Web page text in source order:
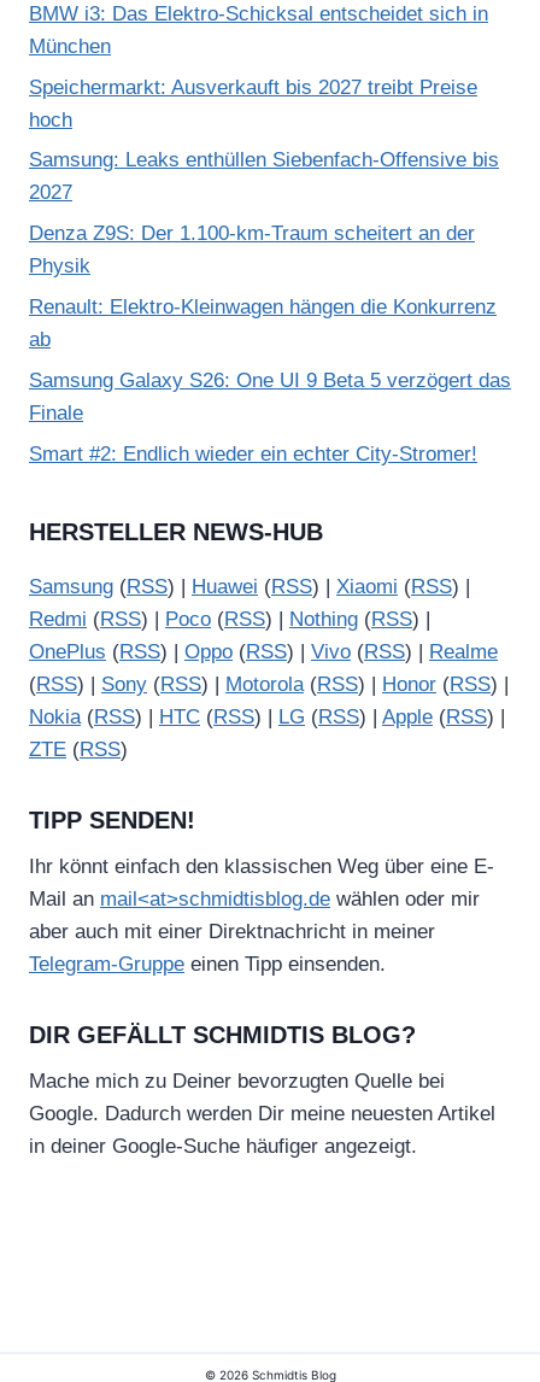
BMW i3: Das Elektro-Schicksal entscheidet sich in
München
Speichermarkt: Ausverkauft bis 2027 treibt Preise
hoch
Samsung: Leaks enthüllen Siebenfach-Offensive bis
2027
Denza Z9S: Der 1.100-km-Traum scheitert an der
Physik
Renault: Elektro-Kleinwagen hängen die Konkurrenz
ab
Samsung Galaxy S26: One UI 9 Beta 5 verzögert das
Finale
Smart #2: Endlich wieder ein echter City-Stromer!
HERSTELLER NEWS-HUB
Samsung (RSS) | Huawei (RSS) | Xiaomi (RSS) |
Redmi (RSS) | Poco (RSS) | Nothing (RSS) |
OnePlus (RSS) | Oppo (RSS) | Vivo (RSS) |
Realme
(RSS) | Sony (RSS) | Motorola(RSS) | Honor (RSS) |
Nokia(RSS) | HTC (RSS) | LG (RSS) | Apple (RSS) |
ZTE (RSS)
TIPP SENDEN!
Ihr könnt einfach den klassischen Weg über eine E-
Mail an mail<at>schmidtisblog.de wählen oder mir
aber auch mit einer Direktnachricht in meiner
Telegram-Gruppe einen Tipp einsenden.
DIR GEFÄLLT SCHMIDTIS BLOG?
Mache mich zu Deiner bevorzugten Quelle bei
Google. Dadurch werden Dir meine neuesten Artikel
in deiner Google-Suche häufiger angezeigt.
© 2026 Schmidtis Blog